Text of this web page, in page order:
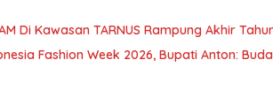
Di Kawasan TARNUS Rampung Akhir
Fashion Week 2026, Bupati Anton: